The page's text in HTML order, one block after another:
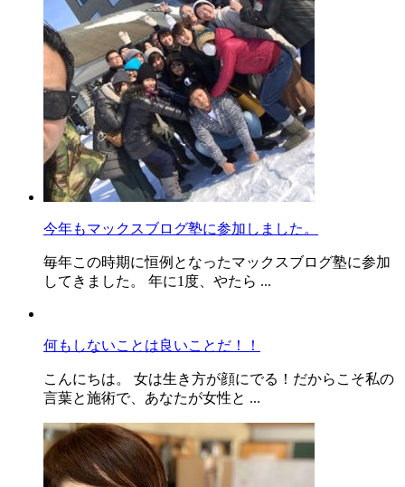
今年もマックスブログ塾に参加しました。
毎年この時期に恒例となったマックスブログ塾に参加
してきました。 年に1度、やたら ...
何もしないことは良いことだ！！
こんにちは。 女は生き方が顔にでる！だからこそ私の
言葉と施術で、あなたが女性と ...